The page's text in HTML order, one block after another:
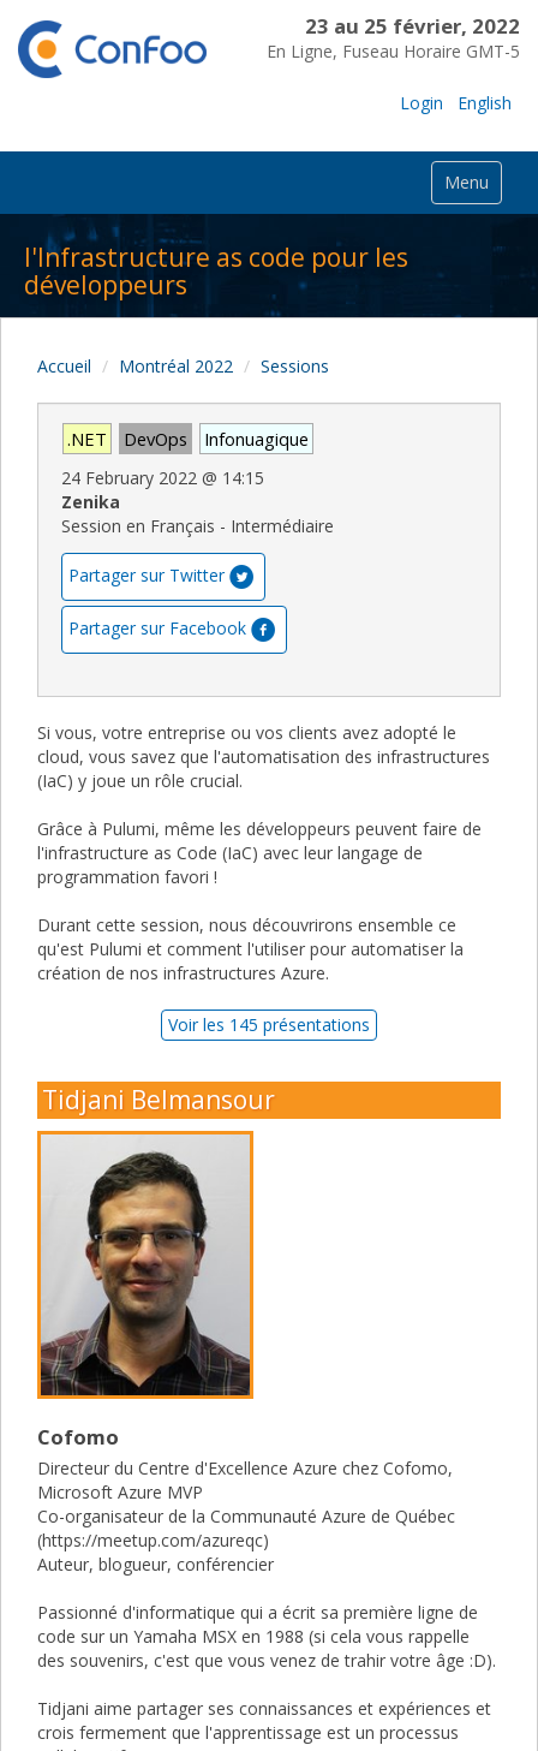
23 au 25 février, 2022
En Ligne, Fuseau Horaire GMT-5
Login English
Menu
l'Infrastructure as code pour les
développeurs
Accueil Montréal 2022 Sessions
.NET DevOps Infonuagique
24 February 2022 @ 14:15
Zenika
Session en Français - Intermédiaire
Partager sur Twitter
Partager sur Facebook
Si vous, votre entreprise ou vos clients avez adopté le
cloud, vous savez que l'automatisation des infrastructures
(IaC) y joue un rôle crucial.
Grâce à Pulumi, même les développeurs peuvent faire de
l'infrastructure as Code (IaC) avec leur langage de
programmation favori !
Durant cette session, nous découvrirons ensemble ce
qu'est Pulumi et comment l'utiliser pour automatiser la
création de nos infrastructures Azure.
Voir les 145 présentations
Tidjani Belmansour
Cofomo
Directeur du Centre d'Excellence Azure chez Cofomo,
Microsoft Azure MVP
Co-organisateur de la Communauté Azure de Québec
(https://meetup.com/azureqc)
Auteur, blogueur, conférencier
Passionné d'informatique qui a écrit sa première ligne de
code sur un Yamaha MSX en 1988 (si cela vous rappelle
des souvenirs, c'est que vous venez de trahir votre âge :D).
Tidjani aime partager ses connaissances et expériences et
crois fermement que l'apprentissage est un processus